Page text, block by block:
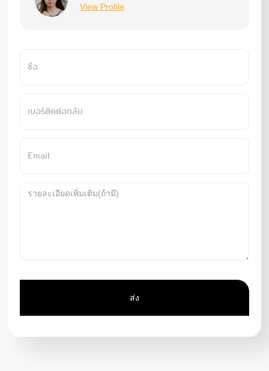
View Profile